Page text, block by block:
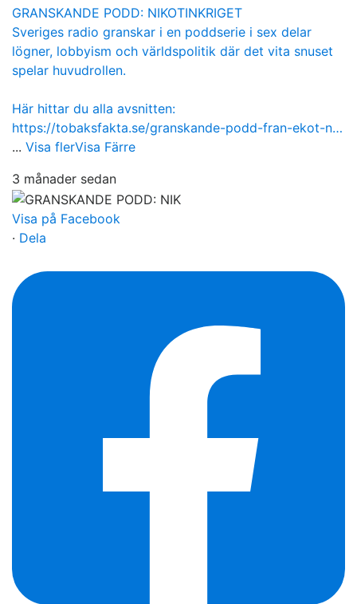
GRANSKANDE PODD: NIKOTINKRIGET
Sveriges radio granskar i en poddserie i sex delar
lögner, lobbyism och världspolitik där det vita snuset
spelar huvudrollen.
Här hittar du alla avsnitten:
https://tobaksfakta.se/granskande-podd-fran-ekot-n…
... Visa flerVisa Färre
3 månader sedan
Visa på Facebook
· Dela